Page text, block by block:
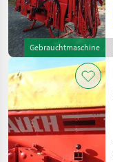
Gebrauchtmaschine